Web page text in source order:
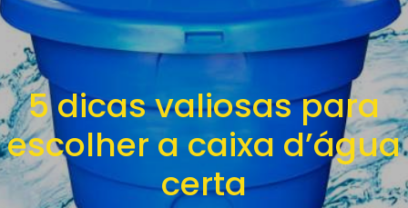
5 dicas valiosas para
escolher a caixa d’água
certa